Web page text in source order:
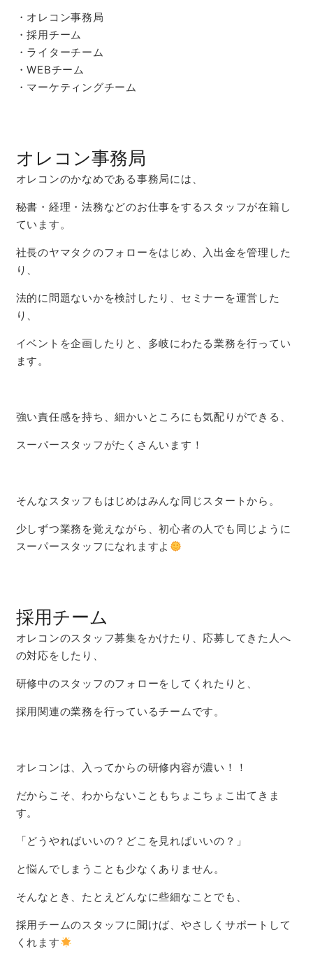
・オレコン事務局
・採用チーム
・ライターチーム
・WEBチーム
・マーケティングチーム
オレコン事務局
オレコンのかなめである事務局には、
秘書・経理・法務などのお仕事をするスタッフが在籍し
ています。
社長のヤマタクのフォローをはじめ、入出金を管理した
り、
法的に問題ないかを検討したり、セミナーを運営した
り、
イベントを企画したりと、多岐にわたる業務を行ってい
ます。
強い責任感を持ち、細かいところにも気配りができる、
スーパースタッフがたくさんいます！
そんなスタッフもはじめはみんな同じスタートから。
少しずつ業務を覚えながら、初心者の人でも同じように
スーパースタッフになれますよ
採用チーム
オレコンのスタッフ募集をかけたり、応募してきた人へ
の対応をしたり、
研修中のスタッフのフォローをしてくれたりと、
採用関連の業務を行っているチームです。
オレコンは、入ってからの研修内容が濃い！！
だからこそ、わからないこともちょこちょこ出てきま
す。
「どうやればいいの？どこを見ればいいの？」
と悩んでしまうことも少なくありません。
そんなとき、たとえどんなに些細なことでも、
採用チームのスタッフに聞けば、やさしくサポートして
くれます